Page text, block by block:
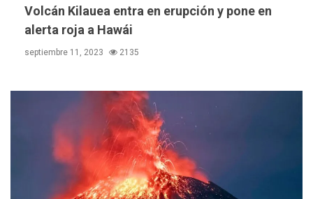
Volcán Kilauea entra en erupción y pone en
alerta roja a Hawái
septiembre 11, 2023 2135